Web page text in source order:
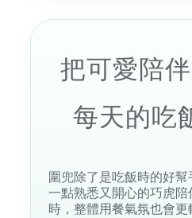
把可愛陪
每天的吃
圍兜除了是吃飯時的好
一點熟悉又開心的巧虎
時，整體用餐氣氛也會更